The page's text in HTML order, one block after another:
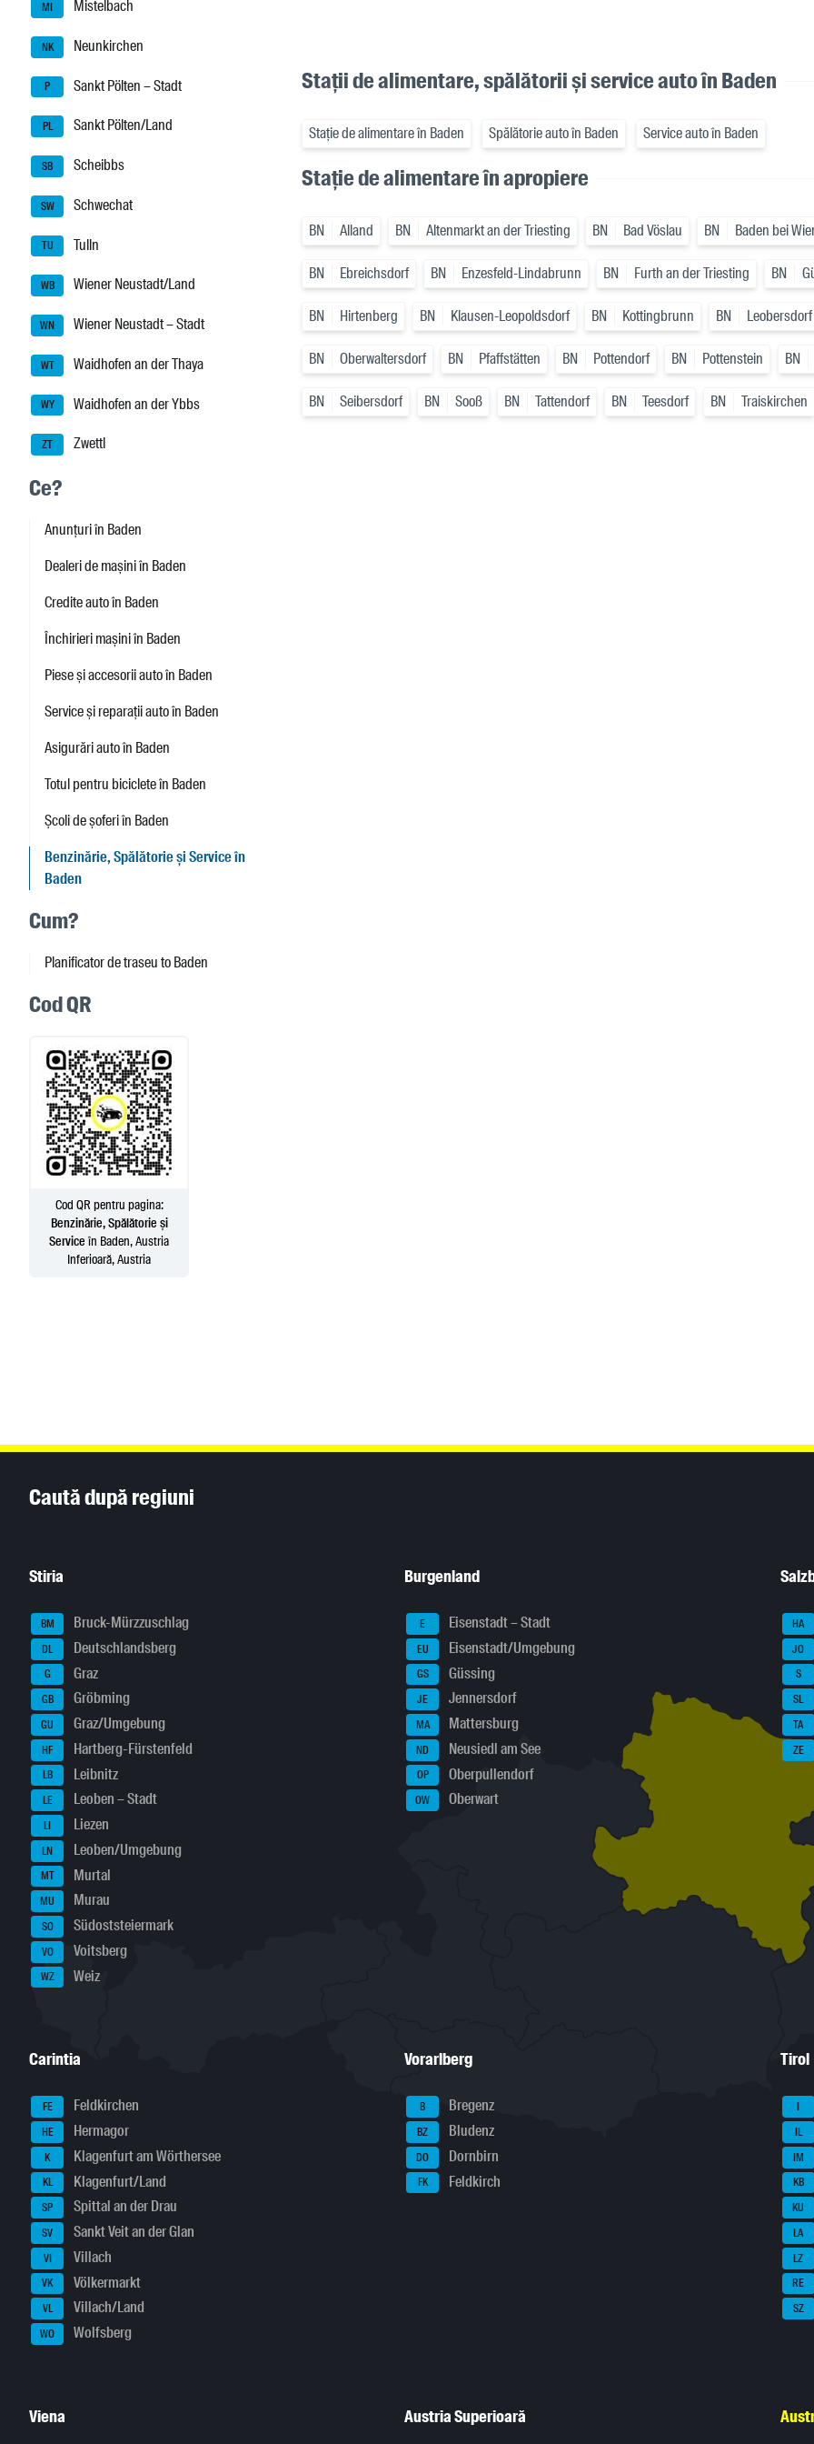
MI Mistelbach
NK Neunkirchen
P Sankt Pölten – Stadt
PL Sankt Pölten/Land
SB Scheibbs
SW Schwechat
TU Tulln
WB Wiener Neustadt/Land
WN Wiener Neustadt – Stadt
WT Waidhofen an der Thaya
WY Waidhofen an der Ybbs
ZT Zwettl
Ce?
Anunțuri în Baden
Dealeri de mașini în Baden
Credite auto în Baden
Închirieri mașini în Baden
Piese și accesorii auto în Baden
Service și reparații auto în Baden
Asigurări auto în Baden
Totul pentru biciclete în Baden
Școli de șoferi în Baden
Benzinărie, Spălătorie și Service în
Baden
Cum?
Planificator de traseu to Baden
Cod QR
Cod QR pentru pagina:
Benzinărie, Spălătorie și
Service în Baden, Austria
Inferioară, Austria
Stații de alimentare, spălătorii și service auto în Baden
Stație de alimentare în Baden Spălătorie auto în Baden Service auto în Baden
Stație de alimentare în apropiere
BN Alland BN Altenmarkt an der Triesting BN Bad Vöslau BN Baden bei
BN Ebreichsdorf BN Enzesfeld-Lindabrunn BN Furth an der Triesting BN
BN Hirtenberg BN Klausen-Leopoldsdorf BN Kottingbrunn BN Leobersdorf
BN Oberwaltersdorf BN Pfaffstätten BN Pottendorf BN Pottenstein BN
BN Seibersdorf BN Sooß BN Tattendorf BN Teesdorf BN Traiskirchen
Caută după regiuni
Stiria
BM Bruck-Mürzzuschlag
DL Deutschlandsberg
G Graz
GB Gröbming
GU Graz/Umgebung
HF Hartberg-Fürstenfeld
LB Leibnitz
LE Leoben – Stadt
LI Liezen
LN Leoben/Umgebung
MT Murtal
MU Murau
SO Südoststeiermark
VO Voitsberg
WZ Weiz
Burgenland
E Eisenstadt – Stadt
EU Eisenstadt/Umgebung
GS Güssing
JE Jennersdorf
MA Mattersburg
ND Neusiedl am See
OP Oberpullendorf
OW Oberwart
HA
JO
S
SL
TA
ZE
Carintia
FE Feldkirchen
HE Hermagor
K Klagenfurt am Wörthersee
KL Klagenfurt/Land
SP Spittal an der Drau
SV Sankt Veit an der Glan
VI Villach
VK Völkermarkt
VL Villach/Land
WO Wolfsberg
Vorarlberg
B Bregenz
BZ Bludenz
DO Dornbirn
FK Feldkirch
Tirol
I
IL
IM
KB
KU
LA
LZ
RE
SZ
Viena Austria Superioară